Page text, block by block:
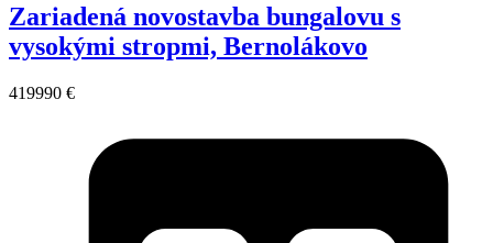
Zariadená novostavba bungalovu s
vysokými stropmi, Bernolákovo
419990 €